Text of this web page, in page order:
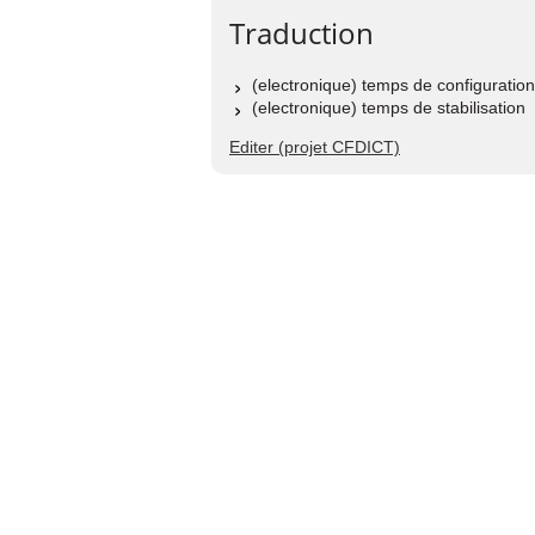
Traduction
(electronique) temps de configuration
(electronique) temps de stabilisation
Editer (projet CFDICT)